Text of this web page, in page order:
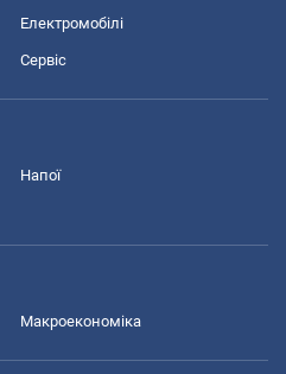
Електромобілі
Сервіс
Напої
Макроекономіка